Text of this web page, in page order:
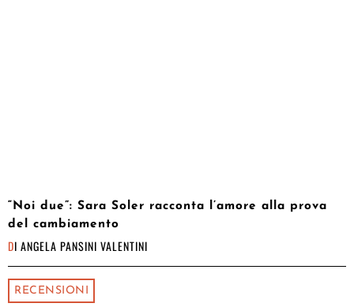
“Noi due”: Sara Soler racconta l’amore alla prova
del cambiamento
DI ANGELA PANSINI VALENTINI
RECENSIONI